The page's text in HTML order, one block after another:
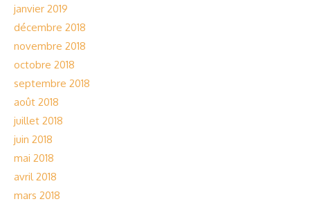
janvier 2019
décembre 2018
novembre 2018
octobre 2018
septembre 2018
août 2018
juillet 2018
juin 2018
mai 2018
avril 2018
mars 2018